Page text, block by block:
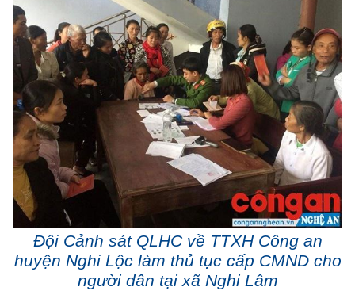
Đội Cảnh sát QLHC về TTXH Công an
huyện Nghi Lộc làm thủ tục cấp CMND cho
người dân tại xã Nghi Lâm